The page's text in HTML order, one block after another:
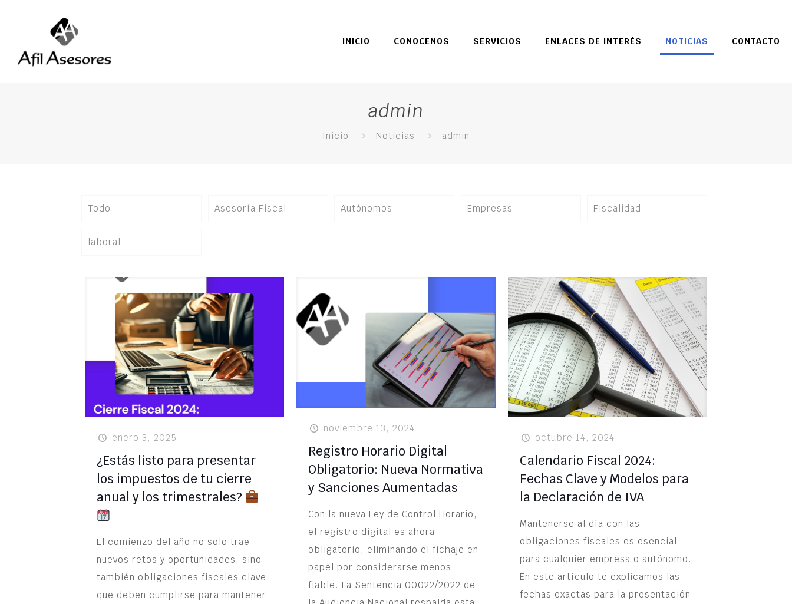
INICIO CONOCENOS SERVICIOS ENLACES DE INTERÉS NOTICIAS CONTACTO
admin
Inicio Noticias admin
Todo Asesoría Fiscal Autónomos Empresas Fiscalidad
laboral
enero 3, 2025
¿Estás listo para presentar
los impuestos de tu cierre
anual y los trimestrales?
El comienzo del año no solo trae
nuevos retos y oportunidades, sino
también obligaciones fiscales clave
que deben cumplirse para mantener
noviembre 13, 2024
Registro Horario Digital
Obligatorio: Nueva Normativa
y Sanciones Aumentadas
Con la nueva Ley de Control Horario,
el registro digital es ahora
obligatorio, eliminando el fichaje en
papel por considerarse menos
fiable. La Sentencia 00022/2022 de
octubre 14, 2024
Calendario Fiscal 2024:
Fechas Clave y Modelos para
la Declaración de IVA
Mantenerse al día con las
obligaciones fiscales es esencial
para cualquier empresa o autónomo.
En este artículo te explicamos las
fechas exactas para la presentación